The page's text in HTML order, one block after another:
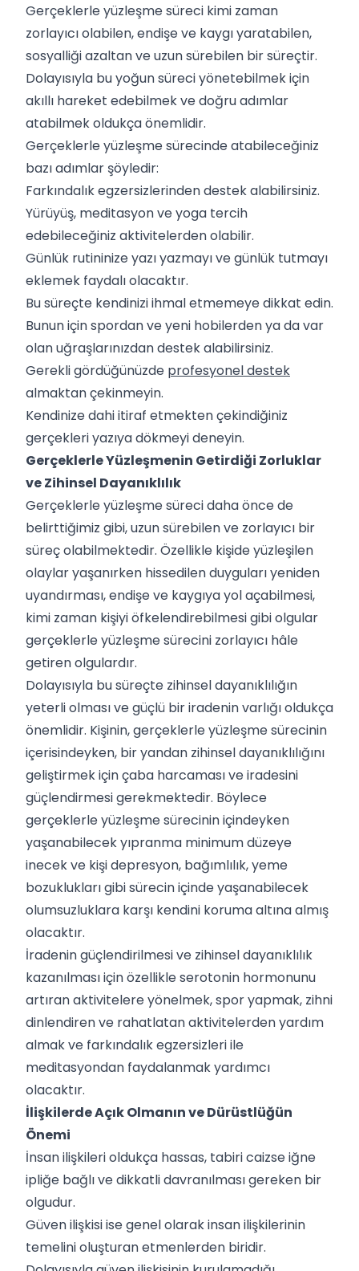
Gerçeklerle yüzleşme süreci kimi zaman
zorlayıcı olabilen, endişe ve kaygı yaratabilen,
sosyalliği azaltan ve uzun sürebilen bir süreçtir.
Dolayısıyla bu yoğun süreci yönetebilmek için
akıllı hareket edebilmek ve doğru adımlar
atabilmek oldukça önemlidir.
Gerçeklerle yüzleşme sürecinde atabileceğiniz
bazı adımlar şöyledir:
Farkındalık egzersizlerinden destek alabilirsiniz.
Yürüyüş, meditasyon ve yoga tercih
edebileceğiniz aktivitelerden olabilir.
Günlük rutininize yazı yazmayı ve günlük tutmayı
eklemek faydalı olacaktır.
Bu süreçte kendinizi ihmal etmemeye dikkat edin.
Bunun için spordan ve yeni hobilerden ya da var
olan uğraşlarınızdan destek alabilirsiniz.
Gerekli gördüğünüzde profesyonel destek
almaktan çekinmeyin.
Kendinize dahi itiraf etmekten çekindiğiniz
gerçekleri yazıya dökmeyi deneyin.
Gerçeklerle Yüzleşmenin Getirdiği Zorluklar
ve Zihinsel Dayanıklılık
Gerçeklerle yüzleşme süreci daha önce de
belirttiğimiz gibi, uzun sürebilen ve zorlayıcı bir
süreç olabilmektedir. Özellikle kişide yüzleşilen
olaylar yaşanırken hissedilen duyguları yeniden
uyandırması, endişe ve kaygıya yol açabilmesi,
kimi zaman kişiyi öfkelendirebilmesi gibi olgular
gerçeklerle yüzleşme sürecini zorlayıcı hâle
getiren olgulardır.
Dolayısıyla bu süreçte zihinsel dayanıklılığın
yeterli olması ve güçlü bir iradenin varlığı oldukça
önemlidir. Kişinin, gerçeklerle yüzleşme sürecinin
içerisindeyken, bir yandan zihinsel dayanıklılığını
geliştirmek için çaba harcaması ve iradesini
güçlendirmesi gerekmektedir. Böylece
gerçeklerle yüzleşme sürecinin içindeyken
yaşanabilecek yıpranma minimum düzeye
inecek ve kişi depresyon, bağımlılık, yeme
bozuklukları gibi sürecin içinde yaşanabilecek
olumsuzluklara karşı kendini koruma altına almış
olacaktır.
İradenin güçlendirilmesi ve zihinsel dayanıklılık
kazanılması için özellikle serotonin hormonunu
artıran aktivitelere yönelmek, spor yapmak, zihni
dinlendiren ve rahatlatan aktivitelerden yardım
almak ve farkındalık egzersizleri ile
meditasyondan faydalanmak yardımcı
olacaktır.
İlişkilerde Açık Olmanın ve Dürüstlüğün
Önemi
İnsan ilişkileri oldukça hassas, tabiri caizse iğne
ipliğe bağlı ve dikkatli davranılması gereken bir
olgudur.
Güven ilişkisi ise genel olarak insan ilişkilerinin
temelini oluşturan etmenlerden biridir.